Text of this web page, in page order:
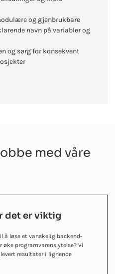
og gjenbrukbare
navn på variabler og
og sørg for konsekvent
med våre
det er viktig
å løse et vanskelig backend-
øke programvarens ytelse? Vi
resultater i lignende